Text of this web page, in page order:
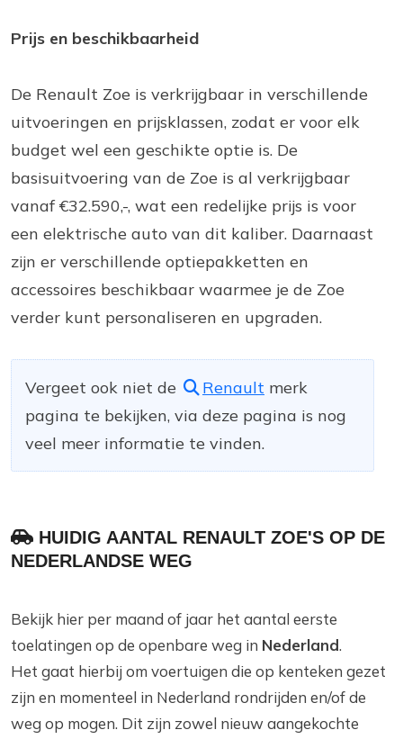
Prijs en beschikbaarheid
De Renault Zoe is verkrijgbaar in verschillende
uitvoeringen en prijsklassen, zodat er voor elk
budget wel een geschikte optie is. De
basisuitvoering van de Zoe is al verkrijgbaar
vanaf €32.590,-, wat een redelijke prijs is voor
een elektrische auto van dit kaliber. Daarnaast
zijn er verschillende optiepakketten en
accessoires beschikbaar waarmee je de Zoe
verder kunt personaliseren en upgraden.
Vergeet ook niet de Renault merk
pagina te bekijken, via deze pagina is nog
veel meer informatie te vinden.
HUIDIG AANTAL RENAULT ZOE'S OP DE
NEDERLANDSE WEG
Bekijk hier per maand of jaar het aantal eerste
toelatingen op de openbare weg in Nederland.
Het gaat hierbij om voertuigen die op kenteken gezet
zijn en momenteel in Nederland rondrijden en/of de
weg op mogen. Dit zijn zowel nieuw aangekochte